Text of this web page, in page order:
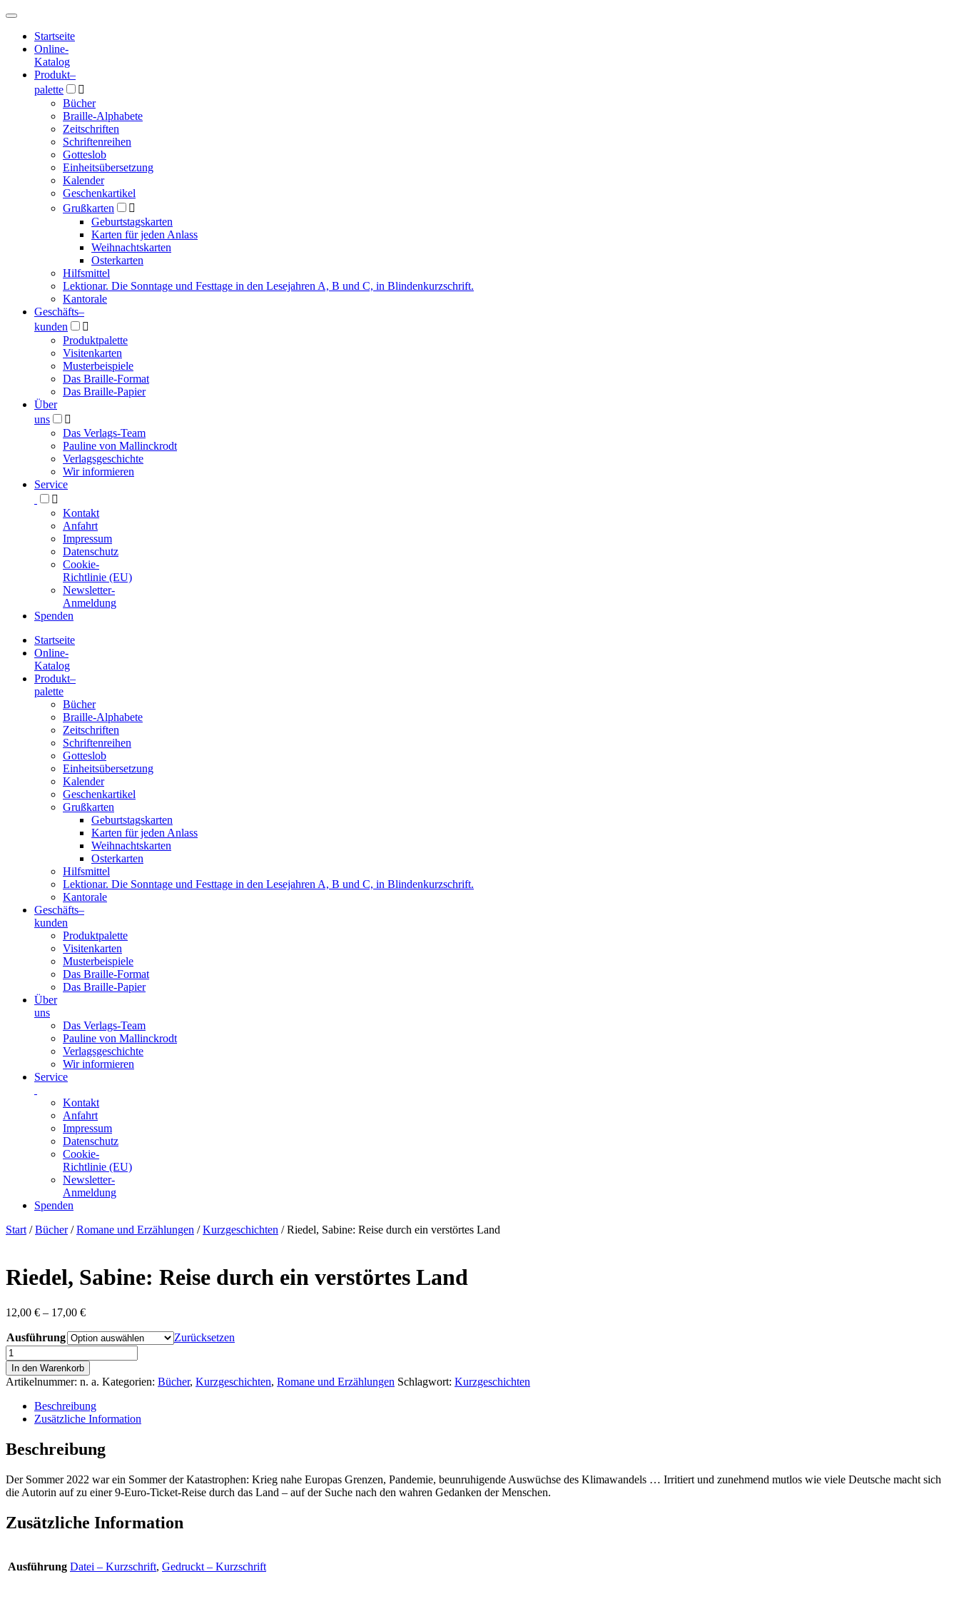
Hauptmenü
Hauptmenü
Startseite
Online-
Katalog
Produkt–
palette

Bücher
Braille-Alphabete
Zeitschriften
Schriftenreihen
Gotteslob
Einheitsübersetzung
Kalender
Geschenkartikel
Grußkarten

Geburtstagskarten
Karten für jeden Anlass
Weihnachtskarten
Osterkarten
Hilfsmittel
Lektionar. Die Sonntage und Festtage in den Lesejahren A, B und C, in Blindenkurzschrift.
Kantorale
Geschäfts­–
kunden

Produktpalette
Visitenkarten
Musterbeispiele
Das Braille-Format
Das Braille-Papier
Über
uns

Das Verlags-Team
Pauline von Mallinckrodt
Verlagsgeschichte
Wir informieren
Service

Kontakt
Anfahrt
Impressum
Datenschutz
Cookie-
Richtlinie (EU)
Newsletter-
Anmeldung
Spenden
Blindenschrift-
Verlag
Druckerei
gGmbH
Startseite
Online-
Katalog
Produkt–
palette
Bücher
Braille-Alphabete
Zeitschriften
Schriftenreihen
Gotteslob
Einheitsübersetzung
Kalender
Geschenkartikel
Grußkarten
Geburtstagskarten
Karten für jeden Anlass
Weihnachtskarten
Osterkarten
Hilfsmittel
Lektionar. Die Sonntage und Festtage in den Lesejahren A, B und C, in Blindenkurzschrift.
Kantorale
Geschäfts­–
kunden
Produktpalette
Visitenkarten
Musterbeispiele
Das Braille-Format
Das Braille-Papier
Über
uns
Das Verlags-Team
Pauline von Mallinckrodt
Verlagsgeschichte
Wir informieren
Service
Kontakt
Anfahrt
Impressum
Datenschutz
Cookie-
Richtlinie (EU)
Newsletter-
Anmeldung
Spenden
Skip
Start /Bücher/Romane und Erzählungen /Kurzgeschichten / Riedel, Sabine: Reise durch ein verstörtes Land
Riedel, Sabine: Reise durch ein verstörtes Land
12,00 € – 17,00 €Preisspanne:
bis
17,00 €
Ausführung
Zurücksetzen
Riedel,
Sabine:
Reise
durch
verstörtes
Menge
In den Warenkorb
Artikelnummer: n. a. Kategorien: Bücher, Kurzgeschichten, Romane und Erzählungen Schlagwort: Kurzgeschichten
Beschreibung
Zusätzliche Information
Beschreibung
Der Sommer 2022 war ein Sommer der Katastrophen: Krieg nahe Europas Grenzen, Pandemie, beunruhigende Auswüchse des Klimawandels … Irritiert und zunehmend mutlos wie viele Deutsche macht sich
die Autorin auf zu einer 9-Euro-Ticket-Reise durch das Land – auf der Suche nach den wahren Gedanken der Menschen.
Zusätzliche Information
Ausführung Datei – Kurzschrift, Gedruckt – Kurzschrift